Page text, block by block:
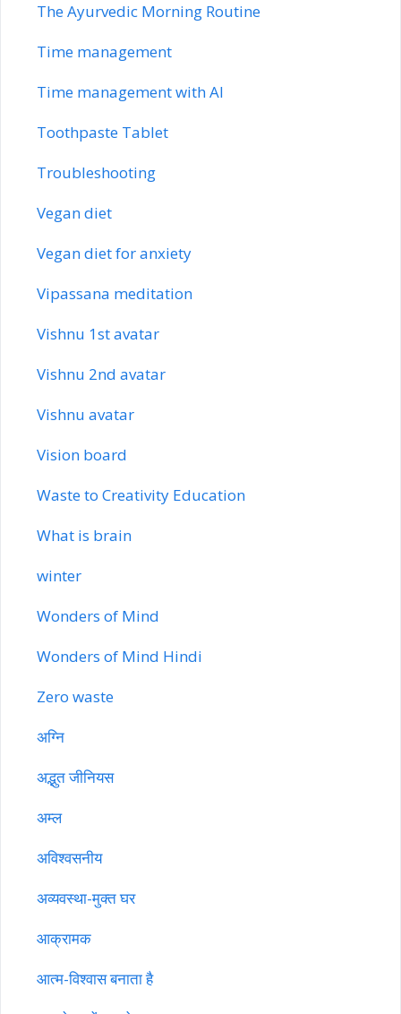
The Ayurvedic Morning Routine
Time management
Time management with AI
Toothpaste Tablet
Troubleshooting
Vegan diet
Vegan diet for anxiety
Vipassana meditation
Vishnu 1st avatar
Vishnu 2nd avatar
Vishnu avatar
Vision board
Waste to Creativity Education
What is brain
winter
Wonders of Mind
Wonders of Mind Hindi
Zero waste
अग्नि
अद्भुत जीनियस
अम्ल
अविश्वसनीय
अव्यवस्था-मुक्त घर
आक्रामक
आत्म-विश्वास बनाता है